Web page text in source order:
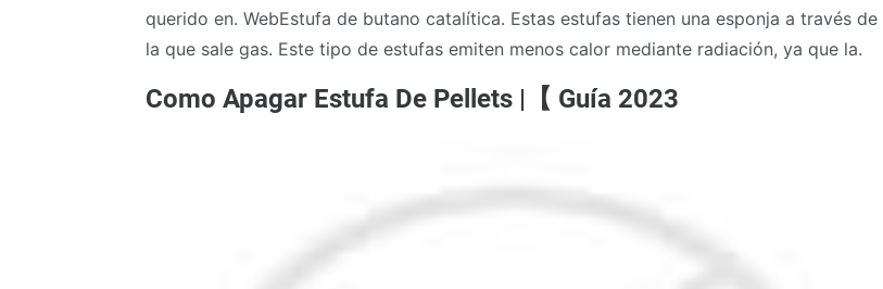
querido en. WebEstufa de butano catalítica. Estas estufas tienen una esponja a través de
la que sale gas. Este tipo de estufas emiten menos calor mediante radiación, ya que la.
Como Apagar Estufa De Pellets |【 Guía 2023